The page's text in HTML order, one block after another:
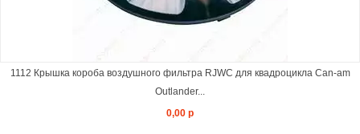
1112 Крышка короба воздушного фильтра RJWC для квадроцикла Can-am
Outlander...
0,00 р